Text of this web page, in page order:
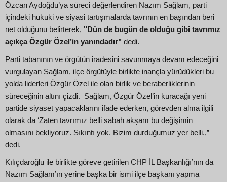
Özcan Aydoğdu’ya süreci değerlendiren Nazım Sağlam, parti
içindeki hukuki ve siyasi tartışmalarda tavrının en başından beri
net olduğunu belirterek, "Dün de bugün de olduğu gibi tavrımız
açıkça Özgür Özel’in yanındadır" dedi.
Parti tabanının ve örgütün iradesini savunmaya devam edeceğini
vurgulayan Sağlam, ilçe örgütüyle birlikte inançla yürüdükleri bu
yolda liderleri Özgür Özel ile olan birlik ve beraberliklerinin
süreceğinin altını çizdi. Sağlam, Özgür Özel’in kuracağı yeni
partide siyaset yapacaklarını ifade ederken, görevden alma ilgili
olarak da ‘Zaten tavrımız belli sabah akşam bu değişimin
olmasını bekliyoruz. Sıkıntı yok. Bizim durduğumuz yer belli.,”
dedi.
Kılıçdaroğlu ile birlikte göreve getirilen CHP İL Başkanlığı’nın da
Nazım Sağlam’ın yerine başka bir ismi ilçe başkanı yapma